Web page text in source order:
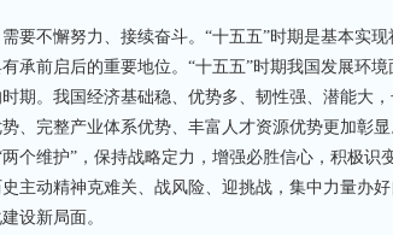
不懈努力、接续奋斗。“十五五”时期是基本实现
承前启后的重要地位。“十五五”时期我国发展环境
期。我国经济基础稳、优势多、韧性强、潜能大，
、完整产业体系优势、丰富人才资源优势更加彰显
个维护”，保持战略定力，增强必胜信心，积极识
主动精神克难关、战风险、迎挑战，集中力量办好
设新局面。